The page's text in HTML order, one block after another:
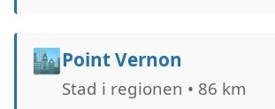
🏙️Point Vernon
Stad i regionen • 86 km